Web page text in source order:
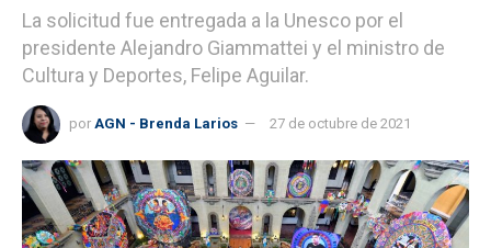
La solicitud fue entregada a la Unesco por el
presidente Alejandro Giammattei y el ministro de
Cultura y Deportes, Felipe Aguilar.
por AGN - Brenda Larios 27 de octubre de 2021